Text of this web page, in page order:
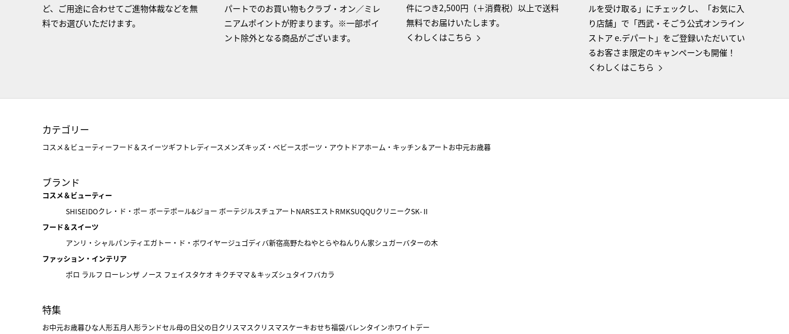
ど、ご用途に合わせてご進物体裁などを無
料でお選びいただけます。
パートでのお買い物もクラブ・オン／ミレ
ニアムポイントが貯まります。※一部ポイ
ント除外となる商品がございます。
件につき2,500円（＋消費税）以上で送料
無料でお届けいたします。
くわしくはこちら
ルを受け取る」にチェックし、「お気に入
り店舗」で「西武・そごう公式オンライン
ストア e.デパート」をご登録いただいてい
るお客さま限定のキャンペーンも開催！
くわしくはこちら
カテゴリー
コスメ＆ビューティーフード＆スイーツギフト レディース メンズキッズ・ベビースポーツ・アウトドアホーム・キッチン＆アートお中元お歳暮
ブランド
コスメ＆ビューティー
SHISEIDOクレ・ド・ポー ボーテポール&ジョー ボーテジルスチュアートNARSエストRMKSUQQUクリニークSK-Ⅱ
フード＆スイーツ
アンリ・シャルパンティエガトー・ド・ボワイヤージュ ゴディバ新宿高野たねやとらやねんりん家シュガーバターの木
ファッション・インテリア
ポロ ラルフ ローレンザ ノース フェイスタケオ キクチママ＆キッズシュタイフバカラ
特集
お中元お歳暮ひな人形五月人形ランドセル母の日父の日クリスマスクリスマスケーキおせち福袋バレンタインホワイトデー